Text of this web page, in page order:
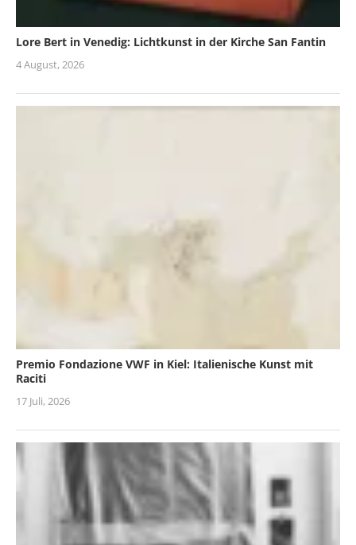
Lore Bert in Venedig: Lichtkunst in der Kirche San Fantin
4 August, 2026
Premio Fondazione VWF in Kiel: Italienische Kunst mit
Raciti
17 Juli, 2026